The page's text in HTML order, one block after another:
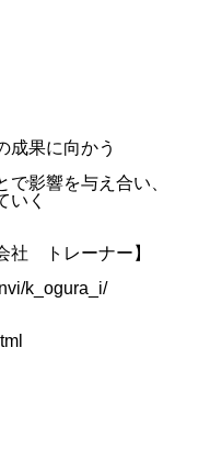
成果に向かう
影響を与え合い、
いく
社 トレーナー】
k_ogura_i/